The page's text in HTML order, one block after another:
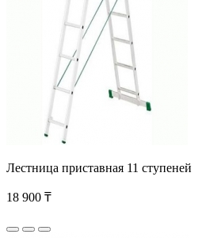
Лестница приставная 11 ступеней
18 900 ₸